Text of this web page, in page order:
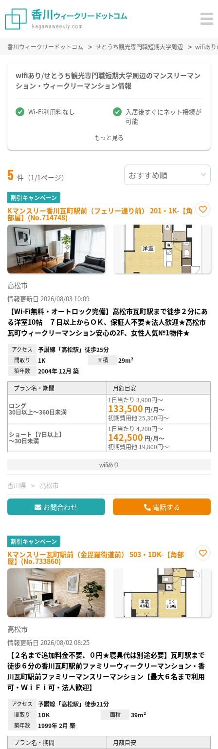
香川ウィークリードットコム せとうち観光専門職短期大学周辺 wifiあり
wifiあり/せとうち観光専門職短期大学周辺のマンスリーマン
ション・ウィークリーマンション情報
Wi-Fi利用料なし
入居後すぐにネット接続が
可能
もっと見る
5 件（1/1ページ）
割引キャンペーン
Kマンスリー香川瓦町駅前（フェリー通り前） 201・1K-【角
部屋】(No.714748)
に入
高松市
情報更新日 2026/08/03 10:09
【Wi-Fi無料・オートロック完備】高松市瓦町駅まで徒歩２分にあ
る洋室10帖 ７日以上からＯＫ、保証人不要★法人歓迎★高松市
瓦町ウィークリーマンション安心の2F、女性人気№1物件★
アクセス 予讃線「高松駅」徒歩25分
間取り 1K 面積 29m²
築年数 2004年 12月 築
プラン名・期間 月額目安
ロング
30日以上～360日未満
1日当たり 3,900円～
133,500 円/月～
初期費用他 25,300円～
ショート【7日以上】
～30日未満
1日当たり 4,200円～
142,500 円/月～
初期費用他 19,800円～
wifiあり
香川県 高松市
お問合わせ 電話する
割引キャンペーン
Kマンスリー瓦町駅前（金毘羅街道前） 503・1DK-【角部
屋】(No.733860)
に入
り登
高松市
情報更新日 2026/08/02 08:25
【２名まで追加料金不要、０円★寝具代は別途必要】瓦町駅まで
徒歩６分の香川瓦町駅前ファミリーウィークリーマンション・香
川瓦町駅前ファミリーマンスリーマンション【最大６名まで利用
可・ＷｉＦｉ可・法人歓迎】
アクセス 予讃線「高松駅」徒歩21分
間取り 1DK 面積 39m²
築年数 1999年 2月 築
プラン名・期間 月額目安